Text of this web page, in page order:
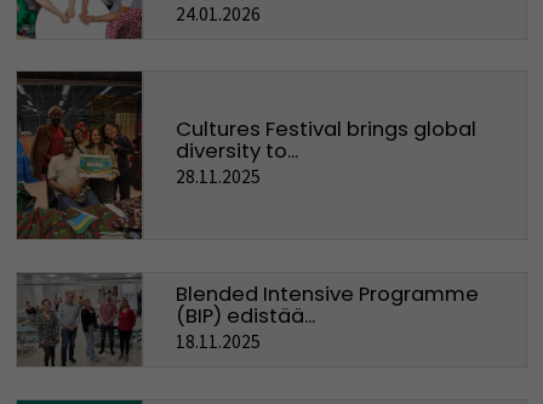
24.01.2026
Cultures Festival brings global
diversity to...
28.11.2025
Blended Intensive Programme
(BIP) edistää...
18.11.2025